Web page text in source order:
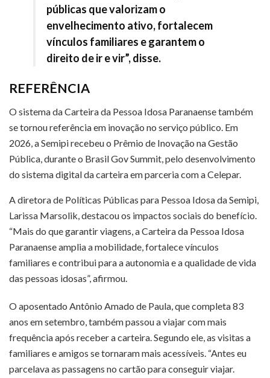
públicas que valorizam o
envelhecimento ativo, fortalecem
vínculos familiares e garantem o
direito de ir e vir”, disse.
REFERÊNCIA
O sistema da Carteira da Pessoa Idosa Paranaense também
se tornou referência em inovação no serviço público. Em
2026, a Semipi recebeu o Prêmio de Inovação na Gestão
Pública, durante o Brasil Gov Summit, pelo desenvolvimento
do sistema digital da carteira em parceria com a Celepar.
A diretora de Políticas Públicas para Pessoa Idosa da Semipi,
Larissa Marsolik, destacou os impactos sociais do benefício.
“Mais do que garantir viagens, a Carteira da Pessoa Idosa
Paranaense amplia a mobilidade, fortalece vínculos
familiares e contribui para a autonomia e a qualidade de vida
das pessoas idosas”, afirmou.
O aposentado Antônio Amado de Paula, que completa 83
anos em setembro, também passou a viajar com mais
frequência após receber a carteira. Segundo ele, as visitas a
familiares e amigos se tornaram mais acessíveis. “Antes eu
parcelava as passagens no cartão para conseguir viajar.